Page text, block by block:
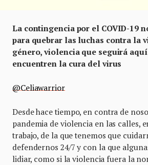
La contingencia por el COVID-19
para quebrar las luchas contra la
género, violencia que seguirá
encuentren la cura del virus
@Celiawarrior
Desde hace tiempo, en contra de
pandemia de violencia en las calles,
trabajo, de la que tenemos que
defendernos 24/7 y con la que
lidiar, como si la violencia fuera la